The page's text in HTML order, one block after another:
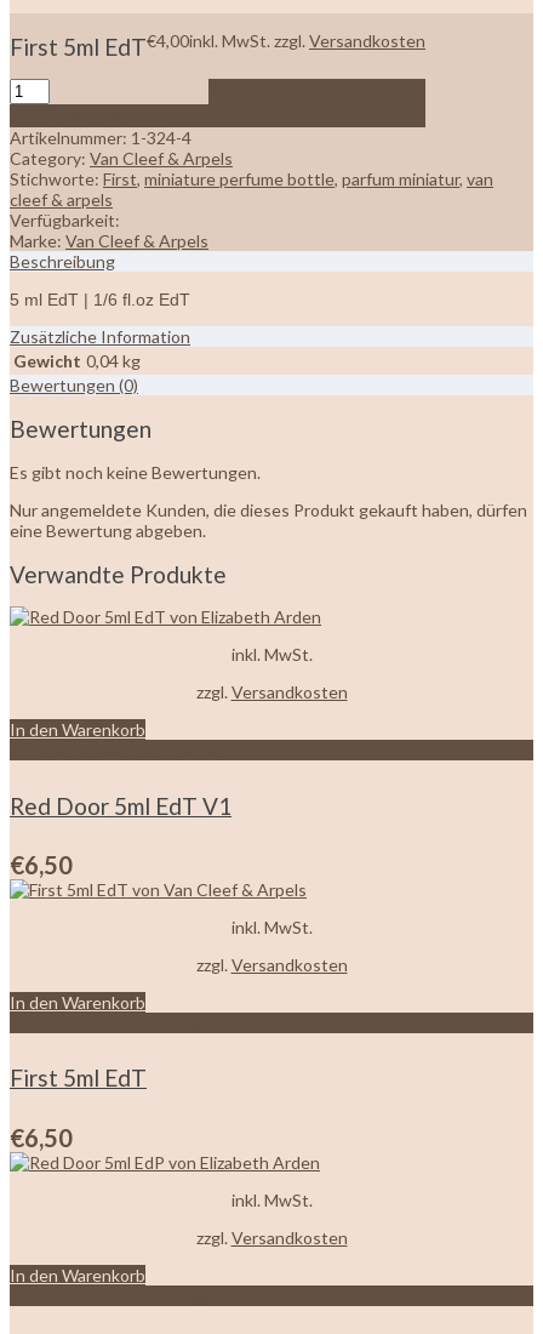
First 5ml EdT€4,00inkl. MwSt. zzgl. Versandkosten
Artikelnummer: 1-324-4
Category: Van Cleef & Arpels
Stichworte: First, miniature perfume bottle, parfum miniatur, van
cleef & arpels
Verfügbarkeit:
Marke: Van Cleef & Arpels
Beschreibung
5 ml EdT | 1/6 fl.oz EdT
Zusätzliche Information
Gewicht 0,04 kg
Bewertungen (0)
Bewertungen
Es gibt noch keine Bewertungen.
Nur angemeldete Kunden, die dieses Produkt gekauft haben, dürfen
eine Bewertung abgeben.
Verwandte Produkte
inkl. MwSt.
zzgl.Versandkosten
In den Warenkorb
Red Door 5ml EdT V1
€6,50
inkl. MwSt.
zzgl. Versandkosten
In den Warenkorb
First 5ml EdT
€6,50
inkl. MwSt.
zzgl. Versandkosten
In den Warenkorb